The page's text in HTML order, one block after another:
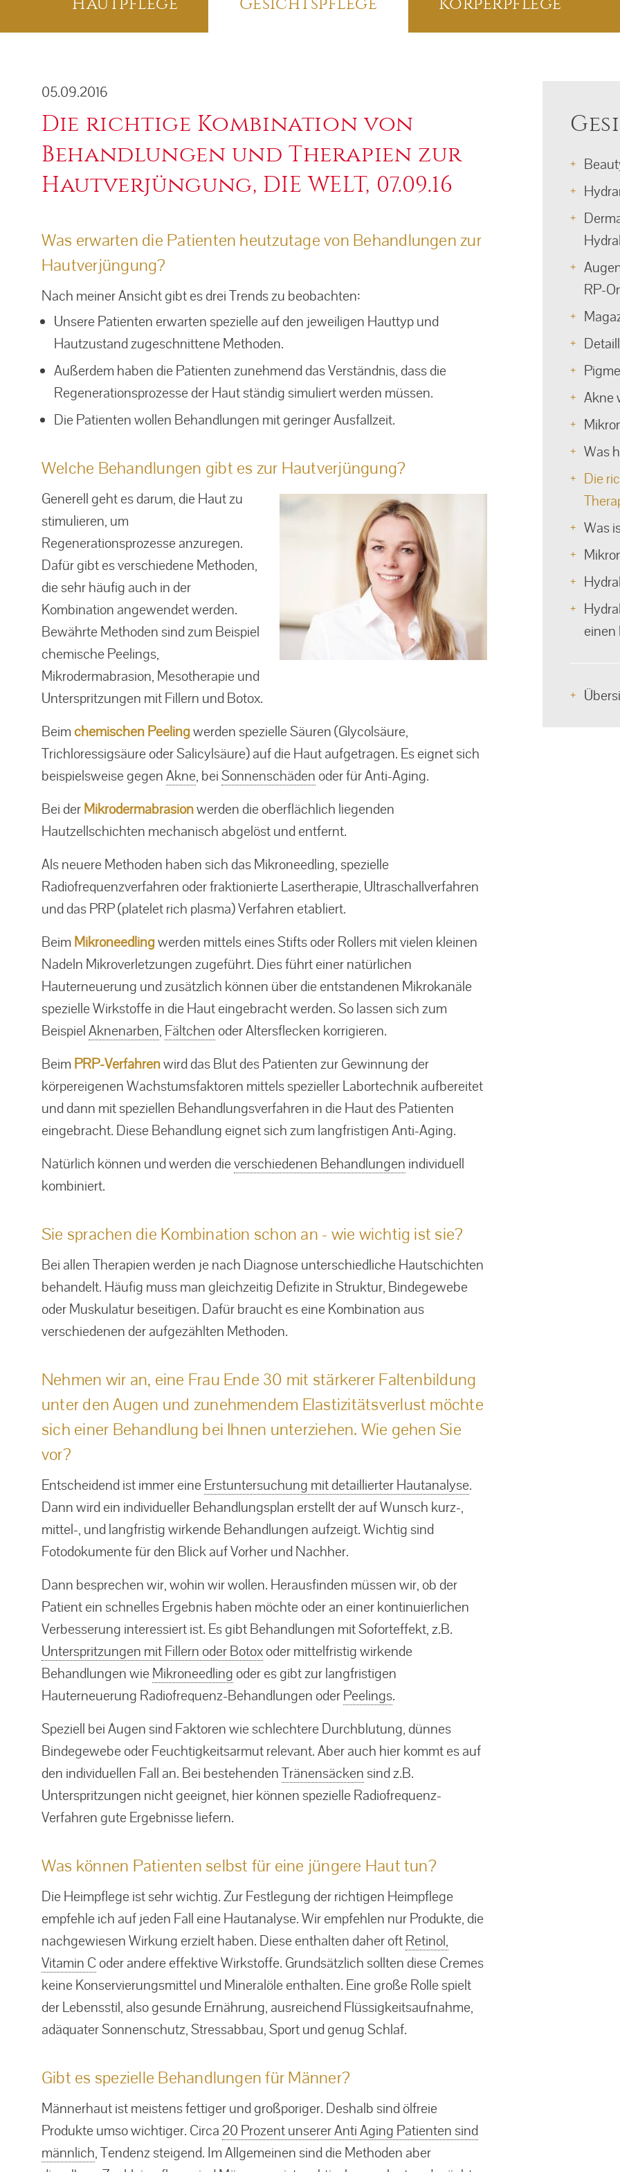
überspringen
05.09.2016
Die richtige Kombination von
Behandlungen und Therapien zur
Hautverjüngung, DIE WELT, 07.09.16
Was erwarten die Patienten heutzutage von Behandlungen zur
Hautverjüngung?
Nach meiner Ansicht gibt es drei Trends zu beobachten:
Unsere Patienten erwarten spezielle auf den jeweiligen Hauttyp und
Hautzustand zugeschnittene Methoden.
Außerdem haben die Patienten zunehmend das Verständnis, dass die
Regenerationsprozesse der Haut ständig simuliert werden müssen.
Die Patienten wollen Behandlungen mit geringer Ausfallzeit.
Welche Behandlungen gibt es zur Hautverjüngung?
Generell geht es darum, die Haut zu
stimulieren, um
Regenerationsprozesse anzuregen.
Dafür gibt es verschiedene Methoden,
die sehr häufig auch in der
Kombination angewendet werden.
Bewährte Methoden sind zum Beispiel
chemische Peelings,
Mikrodermabrasion, Mesotherapie und
Unterspritzungen mit Fillern und Botox.
Beim chemischen Peelingwerden spezielle Säuren (Glycolsäure,
Trichloressigsäure oder Salicylsäure) auf die Haut aufgetragen. Es eignet sich
beispielsweise gegenAkne, beiSonnenschäden oder für Anti-Aging.
Bei derMikrodermabrasionwerden die oberflächlich liegenden
Hautzellschichten mechanisch abgelöst und entfernt.
Als neuere Methoden haben sich das Mikroneedling, spezielle
Radiofrequenzverfahren oder fraktionierte Lasertherapie, Ultraschallverfahren
und das PRP (platelet rich plasma) Verfahren etabliert.
Beim Mikroneedlingwerden mittels eines Stifts oder Rollers mit vielen kleinen
Nadeln Mikroverletzungen zugeführt. Dies führt einer natürlichen
Hauterneuerung und zusätzlich können über die entstandenen Mikrokanäle
spezielle Wirkstoffe in die Haut eingebracht werden. So lassen sich zum
BeispielAknenarben, Fältchen oder Altersflecken korrigieren.
Beim PRP-Verfahrenwird das Blut des Patienten zur Gewinnung der
körpereigenen Wachstumsfaktoren mittels spezieller Labortechnik aufbereitet
und dann mit speziellen Behandlungsverfahren in die Haut des Patienten
eingebracht. Diese Behandlung eignet sich zum langfristigen Anti-Aging.
Natürlich können und werden dieverschiedenen Behandlungen individuell
kombiniert.
Sie sprachen die Kombination schon an - wie wichtig ist sie?
Bei allen Therapien werden je nach Diagnose unterschiedliche Hautschichten
behandelt. Häufig muss man gleichzeitig Defizite in Struktur, Bindegewebe
oder Muskulatur beseitigen. Dafür braucht es eine Kombination aus
verschiedenen der aufgezählten Methoden.
Nehmen wir an, eine Frau Ende 30 mit stärkerer Faltenbildung
unter den Augen und zunehmendem Elastizitätsverlust möchte
sich einer Behandlung bei Ihnen unterziehen. Wie gehen Sie
vor?
Entscheidend ist immer eineErstuntersuchung mit detaillierter Hautanalyse.
Dann wird ein individueller Behandlungsplan erstellt der auf Wunsch kurz-,
mittel-, und langfristig wirkende Behandlungen aufzeigt. Wichtig sind
Fotodokumente für den Blick auf Vorher und Nachher.
Dann besprechen wir, wohin wir wollen. Herausfinden müssen wir, ob der
Patient ein schnelles Ergebnis haben möchte oder an einer kontinuierlichen
Verbesserung interessiert ist. Es gibt Behandlungen mit Soforteffekt, z.B.
Unterspritzungen mit Fillern oder Botoxoder mittelfristig wirkende
Behandlungen wieMikroneedling oder es gibt zur langfristigen
Hauterneuerung Radiofrequenz-Behandlungen oderPeelings.
Speziell bei Augen sind Faktoren wie schlechtere Durchblutung, dünnes
Bindegewebe oder Feuchtigkeitsarmut relevant. Aber auch hier kommt es auf
den individuellen Fall an. Bei bestehendenTränensäcken sind z.B.
Unterspritzungen nicht geeignet, hier können spezielle Radiofrequenz-
Verfahren gute Ergebnisse liefern.
Was können Patienten selbst für eine jüngere Haut tun?
Die Heimpflege ist sehr wichtig. Zur Festlegung der richtigen Heimpflege
empfehle ich auf jeden Fall eine Hautanalyse. Wir empfehlen nur Produkte, die
nachgewiesen Wirkung erzielt haben. Diese enthalten daher oftRetinol,
Vitamin Coder andere effektive Wirkstoffe. Grundsätzlich sollten diese Cremes
keine Konservierungsmittel und Mineralöle enthalten. Eine große Rolle spielt
der Lebensstil, also gesunde Ernährung, ausreichend Flüssigkeitsaufnahme,
adäquater Sonnenschutz, Stressabbau, Sport und genug Schlaf.
Gibt es spezielle Behandlungen für Männer?
Männerhaut ist meistens fettiger und großporiger. Deshalb sind ölfreie
Produkte umso wichtiger. Circa20 Prozent unserer Anti Aging Patienten sind
männlich, Tendenz steigend. Im Allgemeinen sind die Methoden aber
RP-
Akne
Was
Die
Was
einen
Narben / Aknenarben
Altersflecken
Sauerstoffbehandlung
POTENZA™
PRP - Vampir-Lifting
Retinol Peeling
Unterspritzung
Venus Viva™
Age Element